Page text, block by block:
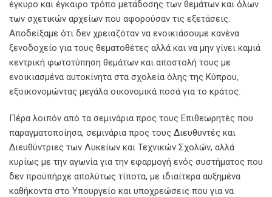
έγκυρο και έγκαιρο τρόπο μετάδοσης των θεμάτων και όλων
των σχετικών αρχείων που αφορούσαν τις εξετάσεις.
Αποδείξαμε ότι δεν χρειαζόταν να ενοικιάσουμε κανένα
ξενοδοχείο για τους θεματοθέτες αλλά και να μην γίνει καμιά
κεντρική φωτοτύπηση θεμάτων και αποστολή τους με
ενοικιασμένα αυτοκίνητα στα σχολεία όλης της Κύπρου,
εξοικονομώντας μεγάλα οικονομικά ποσά για το κράτος.
Πέρα λοιπόν από τα σεμινάρια προς τους Επιθεωρητές που
παραγματοποίησα, σεμινάρια προς τους Διευθυντές και
Διευθύντριες των Λυκείων και Τεχνικών Σχολών, αλλά
κυρίως με την αγωνία για την εφαρμογή ενός συστήματος που
δεν προϋπήρχε απολύτως τίποτα, με ιδιαίτερα αυξημένα
καθήκοντα στο Υπουργείο και υποχρεώσεις που για να